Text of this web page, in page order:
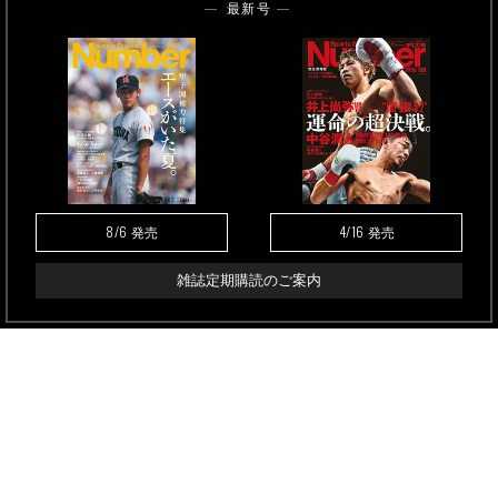
最新号
8/6 発売 4/16 発売
雑誌定期購読のご案内